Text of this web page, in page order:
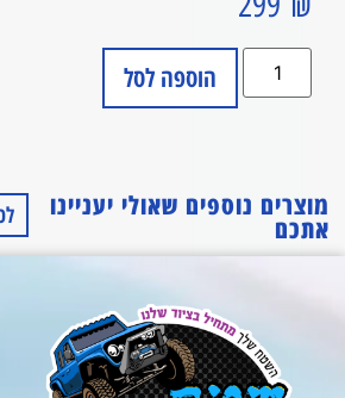
הוספה לסל
מוצרים נוספים שאולי יעניינו
אתכם